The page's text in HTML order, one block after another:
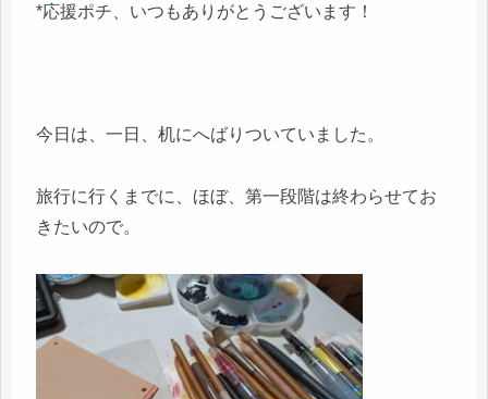
*応援ポチ、いつもありがとうございます！
今日は、一日、机にへばりついていました。
旅行に行くまでに、ほぼ、第一段階は終わらせてお
きたいので。